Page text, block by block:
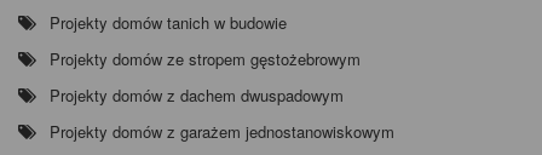
Projekty domów tanich w budowie
Projekty domów ze stropem gęstożebrowym
Projekty domów z dachem dwuspadowym
Projekty domów z garażem jednostanowiskowym